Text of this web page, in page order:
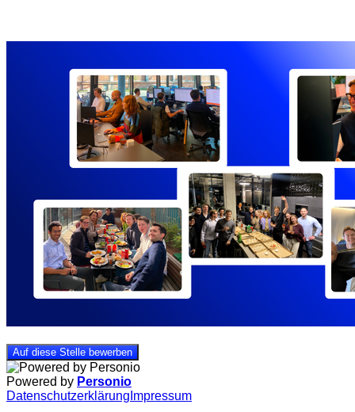
Auf diese Stelle bewerben
Powered by Personio
Datenschutzerklärung Impressum